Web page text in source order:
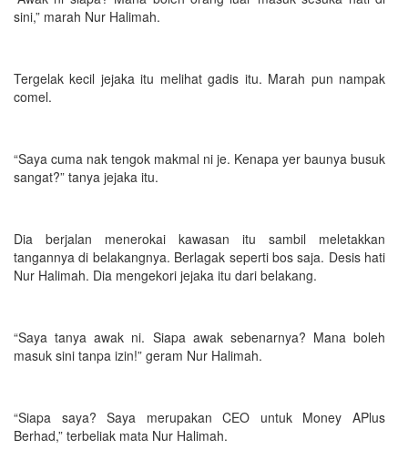
sini,” marah Nur Halimah.
Tergelak kecil jejaka itu melihat gadis itu. Marah pun nampak
comel.
“Saya cuma nak tengok makmal ni je. Kenapa yer baunya busuk
sangat?” tanya jejaka itu.
Dia berjalan menerokai kawasan itu sambil meletakkan
tangannya di belakangnya. Berlagak seperti bos saja. Desis hati
Nur Halimah. Dia mengekori jejaka itu dari belakang.
“Saya tanya awak ni. Siapa awak sebenarnya? Mana boleh
masuk sini tanpa izin!” geram Nur Halimah.
“Siapa saya? Saya merupakan CEO untuk Money APlus
Berhad,” terbeliak mata Nur Halimah.